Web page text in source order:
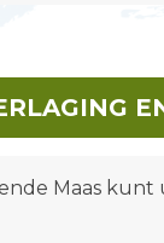
Maas kunt